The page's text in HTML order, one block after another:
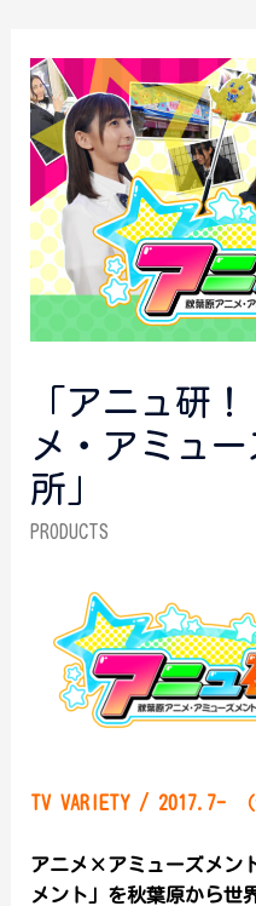
「アニュ研
メ・アミュ
所」
PRODUCTS
TV VARIETY / 2017.7- （
アニメ×アミューズメン
メント」を秋葉原から世